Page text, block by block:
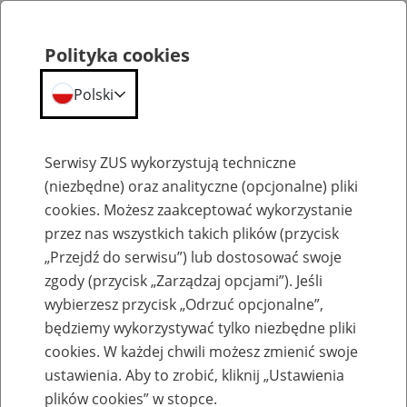
Emerytury
Baza zlikwidowanych lub
przekształconych zakładów pracy
Polityka cookies
Polski
Serwisy ZUS wykorzystują techniczne
(niezbędne) oraz analityczne (opcjonalne) pliki
cookies. Możesz zaakceptować wykorzystanie
przez nas wszystkich takich plików (przycisk
„Przejdź do serwisu”) lub dostosować swoje
zgody (przycisk „Zarządzaj opcjami”). Jeśli
wybierzesz przycisk „Odrzuć opcjonalne”,
będziemy wykorzystywać tylko niezbędne pliki
cookies. W każdej chwili możesz zmienić swoje
ustawienia. Aby to zrobić, kliknij „Ustawienia
plików cookies” w stopce.